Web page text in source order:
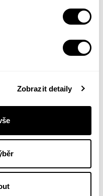
Zobrazit detaily
jako bouře žene
a okultních vědách.
Lilith a
v té nejroztomilejší
ve své